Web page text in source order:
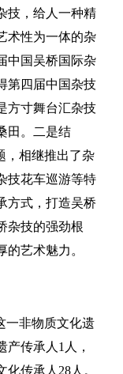
技，给人一种精
术性为一体的杂
中国吴桥国际杂
第四届中国杂技
方寸舞台汇杂技
田。二是结
，相继推出了杂
技花车巡游等特
方式，打造吴桥
杂技的强劲根
艺术魅力。
一非物质文化遗
传承人1人，
传承人28人。